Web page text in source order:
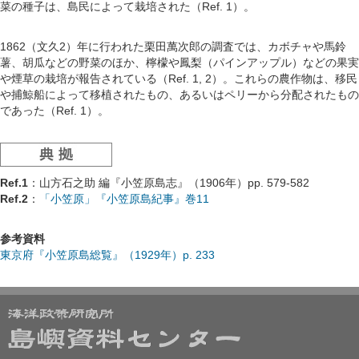
菜の種子は、島民によって栽培された（Ref. 1）。
1862（文久2）年に行われた栗田萬次郎の調査では、カボチャや馬鈴
薯、胡瓜などの野菜のほか、檸檬や鳳梨（パインアップル）などの果実
や煙草の栽培が報告されている（Ref. 1, 2）。これらの農作物は、移民
や捕鯨船によって移植されたもの、あるいはペリーから分配されたもの
であった（Ref. 1）。
Ref.1 ：山方石之助 編『小笠原島志』（1906年）pp. 579-582
Ref.2 ： 「小笠原」『小笠原島紀事』巻11
参考資料
東京府『小笠原島総覧』（1929年）p. 233